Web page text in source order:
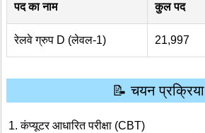
पद का नाम कुल पद
रेलवे ग्रुप D (लेवल-1) 21,997
📝 चयन प्रक्रिया
कंप्यूटर आधारित परीक्षा (CBT)